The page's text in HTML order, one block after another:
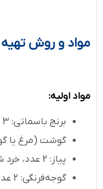
مواد و روش
مواد اولیه:
برنج باسماتی: 3 فنجان
گوشت (مرغ یا
پیاز: 2 عدد، خرد شده
گوجه‌فرنگی: 2 عدد، خرد شده